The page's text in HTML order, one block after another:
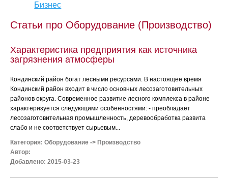
Бизнес
Статьи про Оборудование (Производство)
Характеристика предприятия как источника
загрязнения атмосферы
Кондинский район богат лесными ресурсами. В настоящее время
Кондинский район входит в число основных лесозаготовительных
районов округа. Современное развитие лесного комплекса в районе
характеризуется следующими особенностями: - преобладает
лесозаготовительная промышленность, деревообработка развита
слабо и не соответствует сырьевым...
Категория: Оборудование -> Производство
Автор:
Добавлено: 2015-03-23